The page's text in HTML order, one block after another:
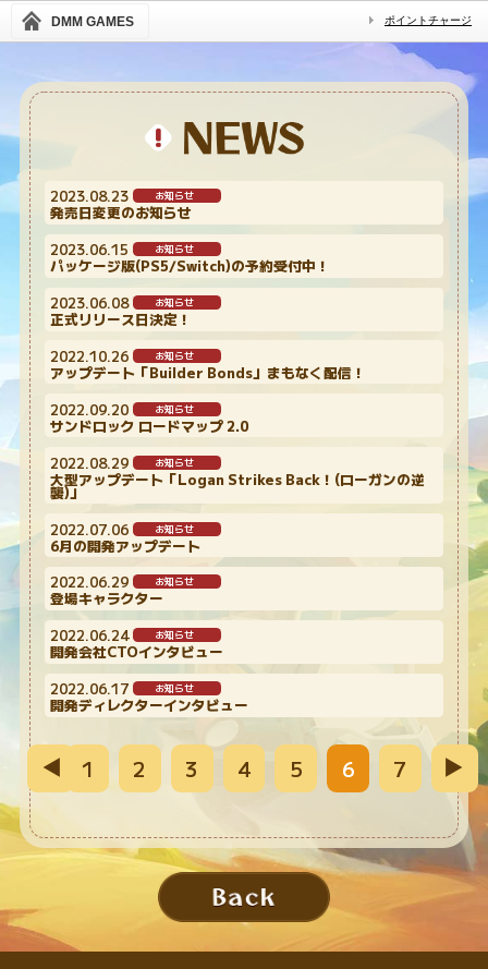
DMM GAMES ポイントチャージ
2023.08.23 お知らせ
発売日変更のお知らせ
2023.06.15
お知らせ
パッケージ版(PS5/Switch)の予約受付中！
2023.06.08
お知らせ
正式リリース日決定！
2022.10.26
お知らせ
アップデート「Builder Bonds」まもなく配信！
2022.09.20
お知らせ
サンドロック ロードマップ 2.0
2022.08.29
お知らせ
大型アップデート「Logan Strikes Back！(ローガンの逆
襲)」
2022.07.06
お知らせ
6月の開発アップデート
2022.06.29
お知らせ
登場キャラクター
2022.06.24
お知らせ
開発会社CTOインタビュー
2022.06.17
お知らせ
開発ディレクターインタビュー
1 2 3 4 5 6 7